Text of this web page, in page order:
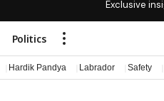
Exclusive
Politics
Hardik Pandya Labrador Safety